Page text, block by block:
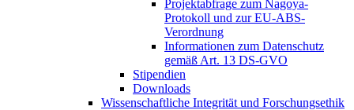
Projektabfrage zum Nagoya-
Protokoll und zur EU-ABS-
Verordnung
Informationen zum Datenschutz
gemäß Art. 13 DS-GVO
Stipendien
Downloads
Wissenschaftliche Integrität und Forschungsethik